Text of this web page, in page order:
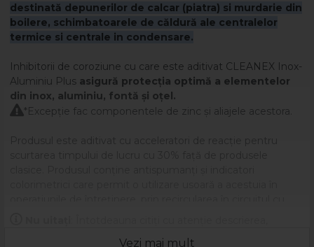
destinată depunerilor de calcar (piatra) si murdarie din
boilere, schimbatoarele de căldură ale centralelor
termice si centrale in condensare.
Inhibitorii de coroziune cu care este aditivat CLEANEX Inox-
Aluminiu Plus asigură protecţia optimă a elementelor
din inox, aluminiu, fontă şi oțel.
 *Excepţie fac componentele de zinc şi aliajele acestora.
înlăturarea mizeriei din sistemul curăţat.
Vezi mai mult
eticheta și ambalajul produsului înainte de a-l utiliza!